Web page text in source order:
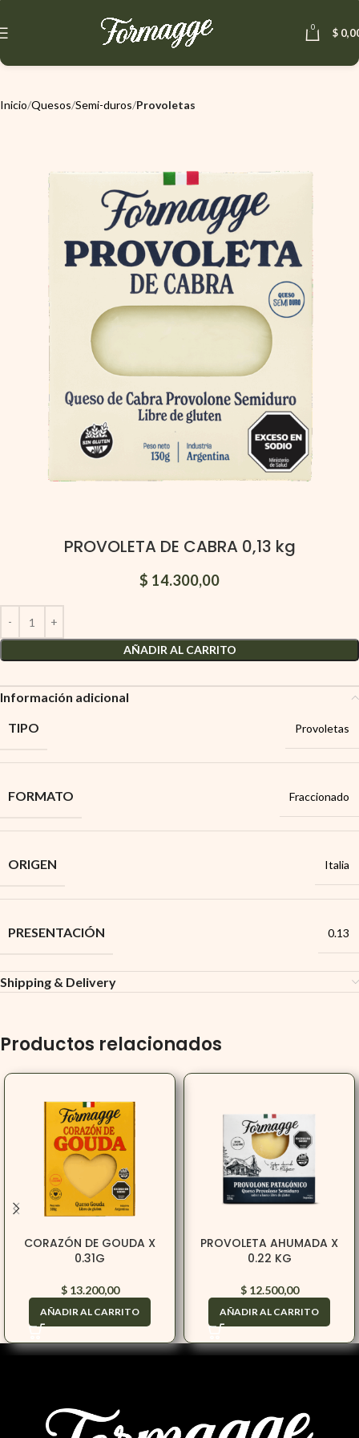
0 $
Inicio Quesos Semi-duros Provoletas
PROVOLETA DE CABRA 0,13 kg
$ 14.300,00
AÑADIR AL CARRITO
Información adicional
TIPO
Provoletas
FORMATO Fraccionado
ORIGEN Italia
PRESENTACIÓN 0.13
Shipping & Delivery
Productos relacionados
CORAZÓN DE GOUDA X
0.31G
$13.200,00
AÑADIR AL CARRITO
PROVOLETA AHUMADA X
0.22 KG
$12.500,00
AÑADIR AL CARRITO